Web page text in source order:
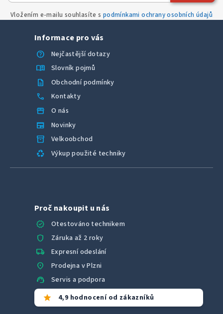
Vložením e-mailu souhlasíte s podmínkami ochrany osobních údajů
Informace pro vás
help
Nejčastější dotazy
menu_book Slovník pojmů
description Obchodní podmínky
call Kontakty
storefront O nás
newspaper Novinky
inventory_2 Velkoobchod
recycling Výkup použité techniky
Proč nakoupit u nás
verified
Otestováno technikem
shield Záruka až 2 roky
local_shipping Expresní odeslání
location_on Prodejna v Plzni
support_agent Servis a podpora
star 4,9 hodnocení od zákazníků